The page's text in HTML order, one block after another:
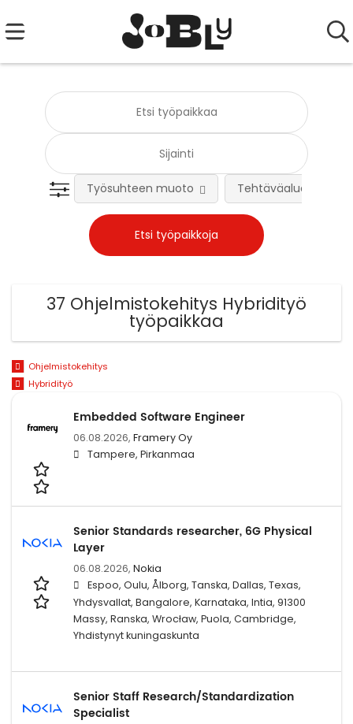
Työsuhteen muoto Tehtäväalue
37 Ohjelmistokehitys Hybridityö
työpaikkaa
Ohjelmistokehitys
Hybridityö
Embedded Software Engineer
06.08.2026, Framery Oy
Tampere, Pirkanmaa
Senior Standards researcher, 6G Physical
Layer
06.08.2026, Nokia
Espoo, Oulu, Ålborg, Tanska, Dallas, Texas,
Yhdysvallat, Bangalore, Karnataka, Intia, 91300
Massy, Ranska, Wrocław, Puola, Cambridge,
Yhdistynyt kuningaskunta
Senior Staff Research/Standardization
Specialist